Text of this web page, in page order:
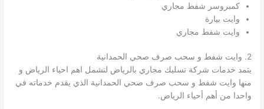
كمبروسر شفط مجاري
وايت بيارة
وايت شفط مجاري
2. وايت شفط و سحب صرف صحي الحمدانية
يتمد خدمات شركة تسليك مجاري بالرياض لتشمل اهم احياء الرياض و
منها وايت شفط و سحب صرف صحي الحمدانية الذي يقدم خدماته في
واحدا من أهم أحياء الرياض.